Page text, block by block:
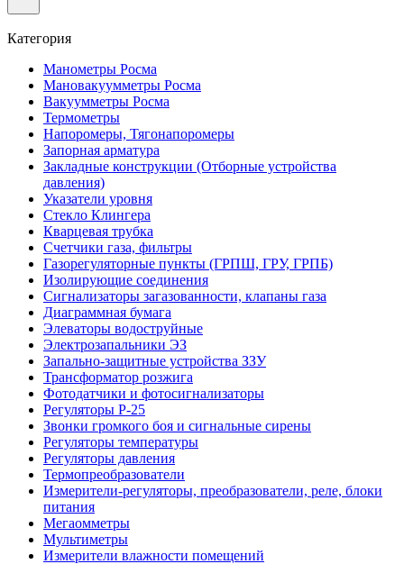
Категория
Манометры Росма
Мановакуумметры Росма
Вакуумметры Росма
Термометры
Напоромеры, Тягонапоромеры
Запорная арматура
Закладные конструкции (Отборные устройства
давления)
Указатели уровня
Стекло Клингера
Кварцевая трубка
Счетчики газа, фильтры
Газорегуляторные пункты (ГРПШ, ГРУ, ГРПБ)
Изолирующие соединения
Сигнализаторы загазованности, клапаны газа
Диаграммная бумага
Элеваторы водоструйные
Электрозапальники ЭЗ
Запально-защитные устройства ЗЗУ
Трансформатор розжига
Фотодатчики и фотосигнализаторы
Регуляторы Р-25
Звонки громкого боя и сигнальные сирены
Регуляторы температуры
Регуляторы давления
Термопреобразователи
Измерители-регуляторы, преобразователи, реле, блоки
питания
Мегаомметры
Мультиметры
Измерители влажности помещений